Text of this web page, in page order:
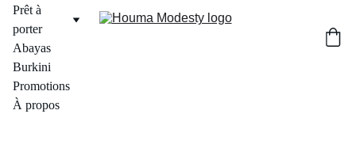
Prêt à
porter
Abayas
Burkini
Promotions
À propos